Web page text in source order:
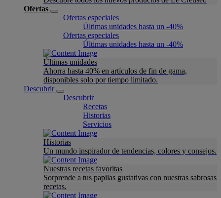
Ofertas
Ofertas especiales
Últimas unidades hasta un -40%
Ofertas especiales
Últimas unidades hasta un -40%
Últimas unidades
Ahorra hasta 40% en artículos de fin de gama,
disponibles solo por tiempo limitado.
Descubrir
Descubrir
Recetas
Historias
Servicios
Historias
Un mundo inspirador de tendencias, colores y consejos.
Nuestras recetas favoritas
Sorprende a tus papilas gustativas con nuestras sabrosas
recetas.